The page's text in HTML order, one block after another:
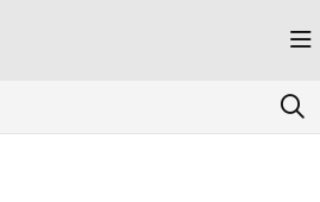
index at: https://kandji.document360.io/